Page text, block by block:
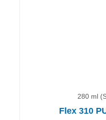
280 ml
Flex 310